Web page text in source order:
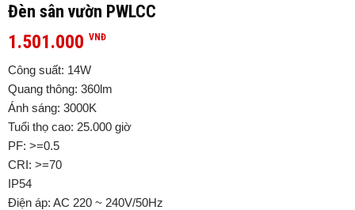
Đèn sân vườn PWLCC
1.501.000 VNĐ
Công suất: 14W
Quang thông: 360lm
Ánh sáng: 3000K
Tuổi thọ cao: 25.000 giờ
PF: >=0.5
CRI: >=70
IP54
Điện áp: AC 220 ~ 240V/50Hz